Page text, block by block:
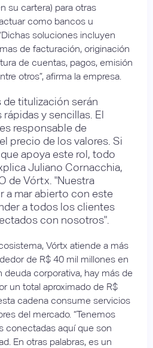
su cartera) para otras
como bancos u
soluciones incluyen
de facturación, originación
de cuentas, pagos, emisión
otros”, afirma la empresa.
de titulización serán
y sencillas. El
responsable de
precio de los valores. Si
apoya este rol, todo
Juliano Cornacchia,
de Vórtx. "Nuestra
a mar abierto con este
a todos los clientes
con nosotros".
Vórtx atiende a más
de R$ 40 mil millones en
deuda corporativa, hay más de
un total aproximado de R$
cadena consume servicios
del mercado. “Tenemos
conectadas aquí que son
En otras palabras, es un